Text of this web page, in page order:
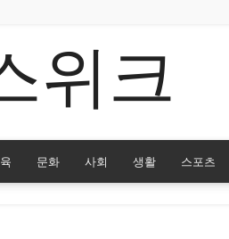
위크
문화 사회 생활 스포츠